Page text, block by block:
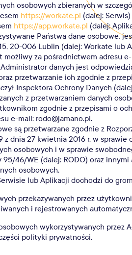
osobowych zbieranych w
https://workate.pl (dalej:
https://app.workate.pl (dalej:
Państwa dane osobowe,
20-006 Lublin (dalej: Workate lub
możliwy za pośrednictwem adresu
danych jest
przetwarzanie ich zgodnie z
Inspektora Ochrony Danych
z przetwarzaniem danych
zgodnie z przepisami o
e-mail: rodo@jamano.pl.
są przetwarzane zgodnie z
z dnia 27 kwietnia 2016 r. w
osobowych i w sprawie
46/WE (dalej: RODO) oraz
osobowych.
lub Aplikacji dochodzi do
przekazywanych przez
i rejestrowanych
wykorzystywanych przez
polityki prywatności.